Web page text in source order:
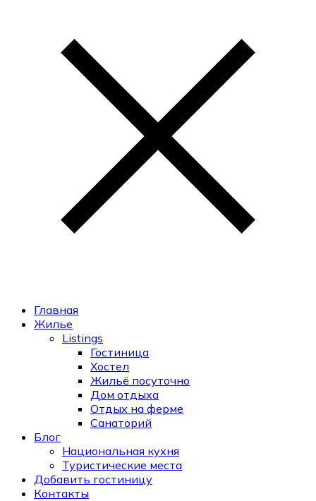
Главная
Жилье
Listings
Гостиница
Хостел
Жильё посуточно
Дом отдыха
Отдых на ферме
Санаторий
Блог
Национальная кухня
Туристические места
Добавить гостиницу
Контакты